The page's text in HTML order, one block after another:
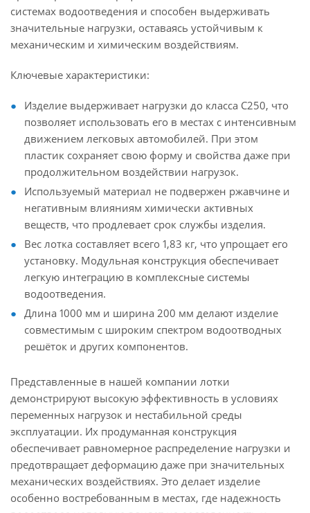
системах водоотведения и способен выдерживать
значительные нагрузки, оставаясь устойчивым к
механическим и химическим воздействиям.
Ключевые характеристики:
Изделие выдерживает нагрузки до класса C250, что
позволяет использовать его в местах с интенсивным
движением легковых автомобилей. При этом
пластик сохраняет свою форму и свойства даже при
продолжительном воздействии нагрузок.
Используемый материал не подвержен ржавчине и
негативным влияниям химически активных
веществ, что продлевает срок службы изделия.
Вес лотка составляет всего 1,83 кг, что упрощает его
установку. Модульная конструкция обеспечивает
легкую интеграцию в комплексные системы
водоотведения.
Длина 1000 мм и ширина 200 мм делают изделие
совместимым с широким спектром водоотводных
решёток и других компонентов.
Представленные в нашей компании лотки
демонстрируют высокую эффективность в условиях
переменных нагрузок и нестабильной среды
эксплуатации. Их продуманная конструкция
обеспечивает равномерное распределение нагрузки и
предотвращает деформацию даже при значительных
механических воздействиях. Это делает изделие
особенно востребованным в местах, где надежность